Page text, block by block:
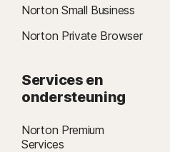
Norton Small Business
Norton Private Browser
Services en
ondersteuning
Norton Premium
Services